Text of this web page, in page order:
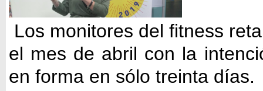
Los monitores del fitness
el mes de abril con la
en forma en sólo treinta días.